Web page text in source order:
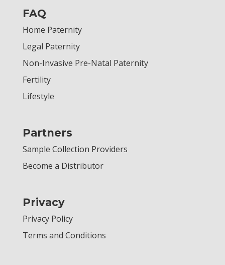
FAQ
Home Paternity
Legal Paternity
Non-Invasive Pre-Natal Paternity
Fertility
Lifestyle
Partners
Sample Collection Providers
Become a Distributor
Privacy
Privacy Policy
Terms and Conditions